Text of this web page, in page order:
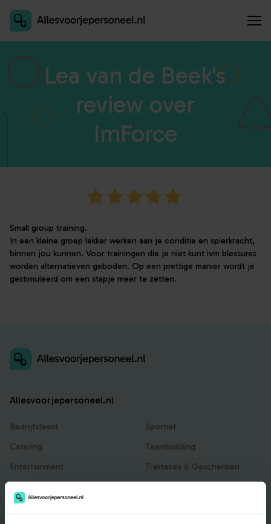
Lea van de Beek's
review over
ImForce
Small group training.
In een kleine groep lekker werken aan je conditie en spierkracht,
binnen jou kunnen. Voor trainingen die je niet kunt ivm blessures
worden alternatieven geboden. Op een prettige manier wordt je
gestimuleerd om een stapje meer te zetten.
Allesvoorjepersoneel.nl
Bedrijfsfeest
Catering
Entertainment
Locaties
Sportief
Teambuilding
Traktaties & Geschenken